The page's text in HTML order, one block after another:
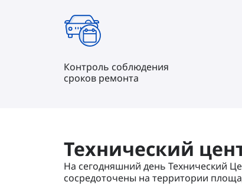
Контроль соблюдения
сроков ремонта
Технический
На сегодняшний день Технический
сосредоточены на территории